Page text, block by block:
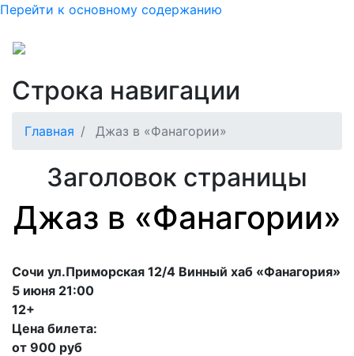
Перейти к основному содержанию
Строка навигации
Главная Джаз в «Фанагории»
Заголовок страницы
Джаз в «Фанагории»
Сочи ул.Приморская 12/4 Винный хаб «Фанагория»
5 июня 21:00
12+
Цена билета:
от 900 руб